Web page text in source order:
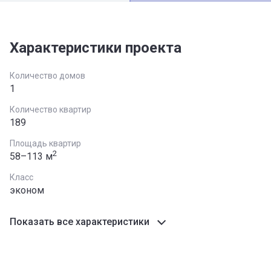
Характеристики проекта
Количество домов
1
Количество квартир
189
Площадь квартир
58–113 м2
Класс
эконом
Показать все характеристики